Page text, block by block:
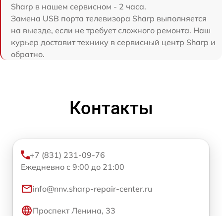
Sharp в нашем сервисном - 2 часа.
Замена USB порта телевизора Sharp выполняется
на выезде, если не требует сложного ремонта. Наш
курьер доставит технику в сервисный центр Sharp и
обратно.
Контакты
+7 (831) 231-09-76
Ежедневно с 9:00 до 21:00
info@nnv.sharp-repair-center.ru
Проспект Ленина, 33